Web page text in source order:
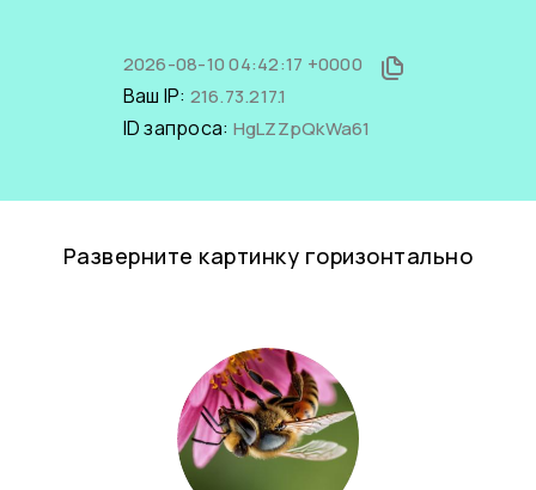
2026-08-10 04:42:17 +0000
Ваш IP: 216.73.217.1
ID запроса: HgLZZpQkWa61
Разверните картинку горизонтально